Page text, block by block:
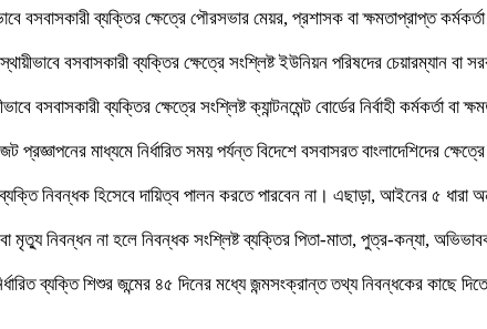
বসবাসকারী ব্যক্তির ক্ষেত্রে পৌরসভার মেয়র, প্রশাসক বা ক্ষমতাপ্রাপ্ত
বসবাসকারী ব্যক্তির ক্ষেত্রে সংশ্লিষ্ট ইউনিয়ন পরিষদের চেয়ারম্যান বা
বসবাসকারী ব্যক্তির ক্ষেত্রে সংশ্লিষ্ট ক্যান্টনমেন্ট বোর্ডের নির্বাহী কর্মকর্তা
মাধ্যমে নির্ধারিত সময় পর্যন্ত বিদেশে বসবাসরত বাংলাদেশিদের
হিসেবে দায়িত্ব পালন করতে পারবেন না। এছাড়া, আইনের ৫ ধারা
মৃত্যু নিবন্ধন না হলে নিবন্ধক সংশ্লিষ্ট ব্যক্তির পিতা-মাতা, পুত্র-কন্যা,
ব্যক্তি শিশুর জন্মের ৪৫ দিনের মধ্যে জন্মসংক্রান্ত তথ্য নিবন্ধকের